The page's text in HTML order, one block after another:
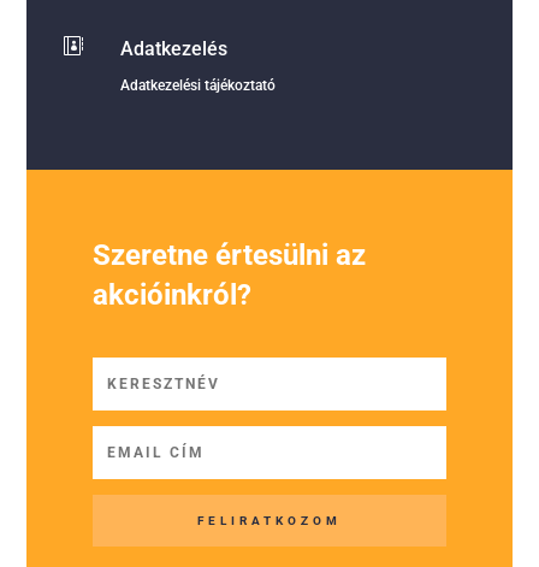
 Adatkezelés
Adatkezelési tájékoztató
Szeretne értesülni az
akcióinkról?
FELIRATKOZOM